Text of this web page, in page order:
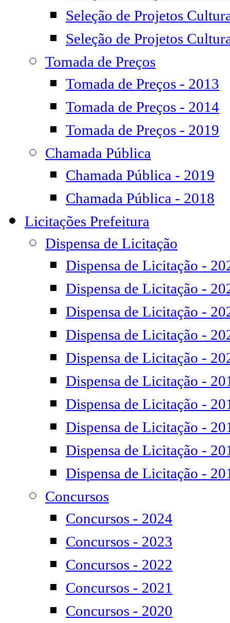
Seleção de Projetos
Seleção de Projetos
Tomada de Preços
Tomada de Preços - 2013
Tomada de Preços - 2014
Tomada de Preços - 2019
Chamada Pública
Chamada Pública - 2019
Chamada Pública - 2018
Licitações Prefeitura
Dispensa de Licitação
Dispensa de Licitação -
Dispensa de Licitação -
Dispensa de Licitação -
Dispensa de Licitação -
Dispensa de Licitação -
Dispensa de Licitação -
Dispensa de Licitação -
Dispensa de Licitação -
Dispensa de Licitação -
Dispensa de Licitação -
Concursos
Concursos - 2024
Concursos - 2023
Concursos - 2022
Concursos - 2021
Concursos - 2020